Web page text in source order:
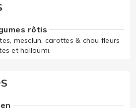
rôtis
mesclun, carottes & chou fleurs
et halloumi.